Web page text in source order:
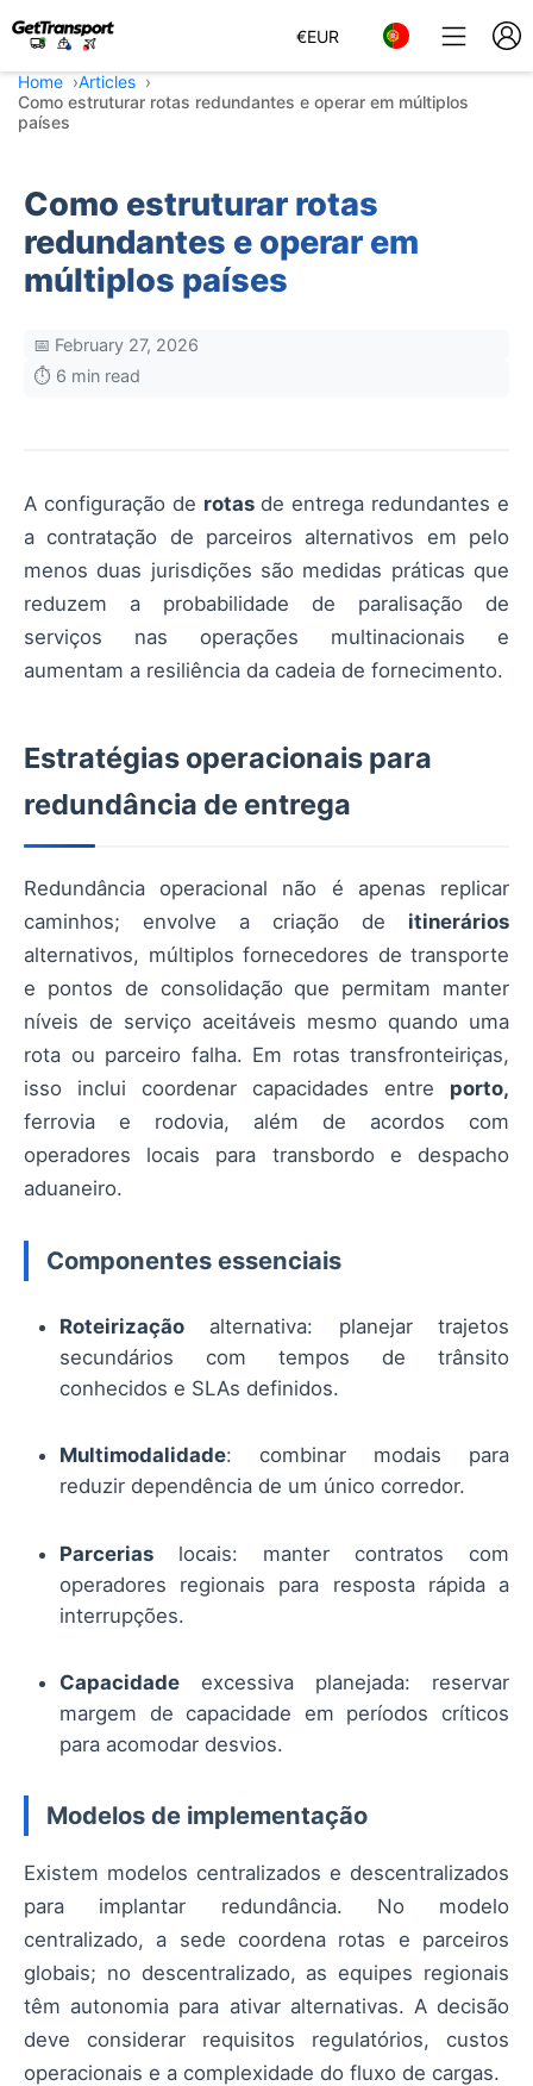
€EUR
Home
Articles
Como estruturar rotas redundantes e operar em múltiplos
países
Como estruturar rotas
redundantes e operar em
múltiplos países
📅 February 27, 2026
⏱️ 6 min read
A configuração de rotasde entrega redundantes e
a contratação de parceiros alternativos em pelo
menos duas jurisdições são medidas práticas que
reduzem a probabilidade de paralisação de
serviços nas operações multinacionais e
aumentam a resiliência da cadeia de fornecimento.
Estratégias operacionais para
redundância de entrega
Redundância operacional não é apenas replicar
caminhos; envolve a criação de itinerários
alternativos, múltiplos fornecedores de transporte
e pontos de consolidação que permitam manter
níveis de serviço aceitáveis mesmo quando uma
rota ou parceiro falha. Em rotas transfronteiriças,
isso inclui coordenar capacidades entre porto,
ferrovia e rodovia, além de acordos com
operadores locais para transbordo e despacho
aduaneiro.
Componentes essenciais
Roteirização alternativa: planejar trajetos
secundários com tempos de trânsito
conhecidos e SLAs definidos.
Multimodalidade: combinar modais para
reduzir dependência de um único corredor.
Parcerias locais: manter contratos com
operadores regionais para resposta rápida a
interrupções.
Capacidade excessiva planejada: reservar
margem de capacidade em períodos críticos
para acomodar desvios.
Modelos de implementação
Existem modelos centralizados e descentralizados
para implantar redundância. No modelo
centralizado, a sede coordena rotas e parceiros
globais; no descentralizado, as equipes regionais
têm autonomia para ativar alternativas. A decisão
deve considerar requisitos regulatórios, custos
operacionais e a complexidade do fluxo de cargas.